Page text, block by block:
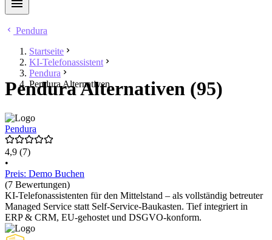
Pendura
Startseite
KI-Telefonassistent
Pendura
Pendura Alternativen
Pendura Alternativen (95)
Pendura
4,9 (7)
•
Preis: Demo Buchen
(7 Bewertungen)
KI-Telefonassistenten für den Mittelstand – als vollständig betreuter
Managed Service statt Self-Service-Baukasten. Tief integriert in
ERP & CRM, EU-gehostet und DSGVO-konform.